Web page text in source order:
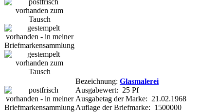
Bezeichnung: Glasmalerei
Ausgabewert: 25 Pf
Ausgabetag der Marke: 21.02.1968
Auflage der Briefmarke: 1500000